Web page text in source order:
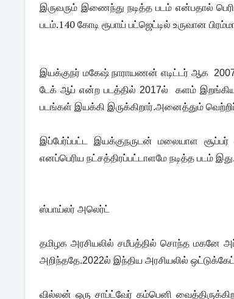
இருவரும் இணைந்து நடித்த படம் என்பதால்
படம்.140 கோடி ரூபாய் பட்ஜெட்டில் உருவான
இயக்குநர் மகேஷ் நாராயணன் எடிட்டர் ஆக
டேக் ஆப் என்ற படத்தில் 2017ல் களம்
படங்கள் இயக்கி இருக்கிறார்.அனைத்தும்
இப்பேர்ப்பட்ட இயக்குநருடன் மலையாள
எனப்பெரிய நட்சத்திரப்பட்டாளமே நடித்த படம்
ஸ்பாய்லர் அலெர்ட்
தமிழக அரசியலில் சமீபத்தில் சொந்த மகனே
அறிந்ததே.2022ல் இந்திய அரசியலில்
வில்லன் ஒரு சாப்ட்வேர் கம்பெனி